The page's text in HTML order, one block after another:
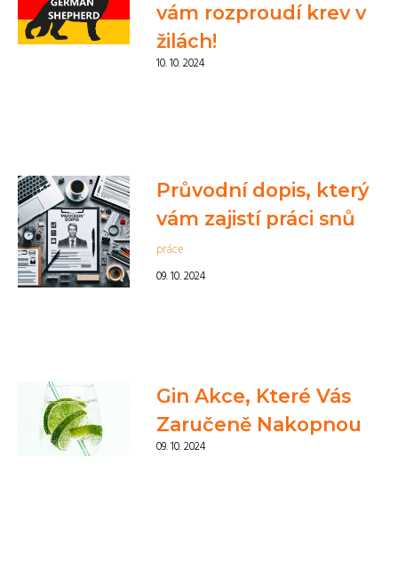
vám rozproudí krev v
žilách!
10. 10. 2024
Průvodní dopis, který
vám zajistí práci snů
práce
09. 10. 2024
Gin Akce, Které Vás
Zaručeně Nakopnou
09. 10. 2024